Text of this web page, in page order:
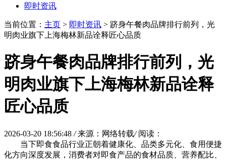
即时资讯
当前位置： 主页 > 即时资讯 > 跻身午餐肉品牌排行前列，光
明肉业旗下上海梅林新品诠释匠心品质
跻身午餐肉品牌排行前列，光
明肉业旗下上海梅林新品诠释
匠心品质
2026-03-20 18:56:48 / 来源：网络转载/ 阅读：
当下即食食品行业正朝着健康化、品类多元化、食用便捷
化方向深度发展，消费者对即食产品的食材品质、营养配比、